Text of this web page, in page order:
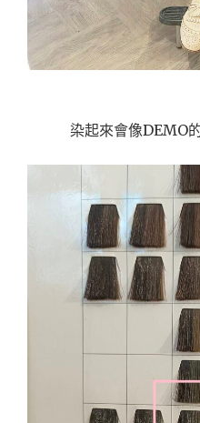
染起來會像DEMO